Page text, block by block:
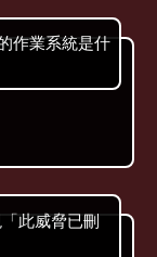
作業系統是什
此威脅已刪